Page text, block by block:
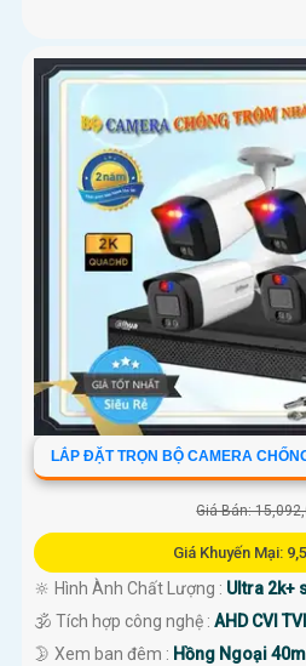
LẮP ĐẶT TRỌN BỘ CAMERA
Giá Bán:
Giá Khuyến Mại:
🔆 Hình Ành Chất Lượng : Ultra 2k+
🕉️ Tích hợp công nghệ : AHD CVI
🌛 Xem ban đêm : Hồng Ngoại